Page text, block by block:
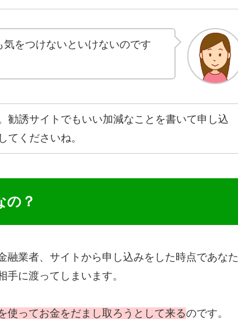
をつけないといけないのです
勧誘サイトでもいい加減なことを書いて申し込
てくださいね。
の？
業者、サイトから申し込みをした時点であなた
に渡ってしまいます。
使ってお金をだまし取ろうとして来るのです。